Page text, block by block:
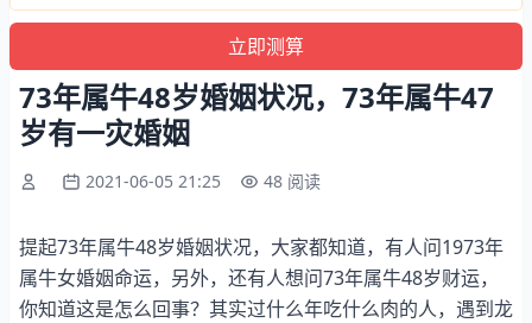
73年属牛48岁婚姻状况，73年属牛47
岁有一灾婚姻
2021-06-05 21:25 48 阅读
提起73年属牛48岁婚姻状况，大家都知道，有人问1973年
属牛女婚姻命运，另外，还有人想问73年属牛48岁财运，
你知道这是怎么回事？其实过什么年吃什么肉的人，遇到龙